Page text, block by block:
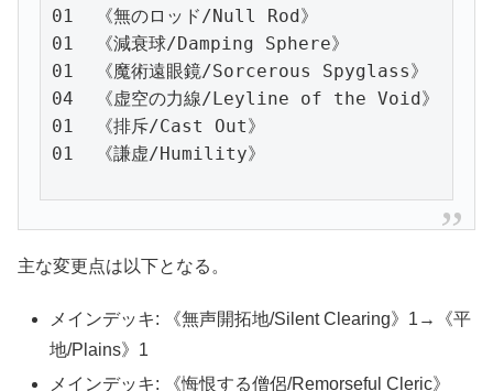
01  《無のロッド/Null Rod》
01  《減衰球/Damping Sphere》
01  《魔術遠眼鏡/Sorcerous Spyglass》
04  《虚空の力線/Leyline of the Void》
01  《排斥/Cast Out》
01  《謙虚/Humility》
主な変更点は以下となる。
メインデッキ: 《無声開拓地/Silent Clearing》1→《平
地/Plains》1
メインデッキ: 《悔恨する僧侶/Remorseful Cleric》